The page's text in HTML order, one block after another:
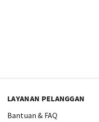
LAYANAN PELANGGAN
Bantuan & FAQ